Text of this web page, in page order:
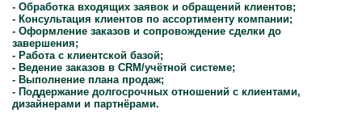
- Обработка входящих заявок и обращений клиентов;
- Консультация клиентов по ассортименту компании;
- Оформление заказов и сопровождение сделки до
завершения;
- Работа с клиентской базой;
- Ведение заказов в CRM/учётной системе;
- Выполнение плана продаж;
- Поддержание долгосрочных отношений с клиентами,
дизайнерами и партнёрами.